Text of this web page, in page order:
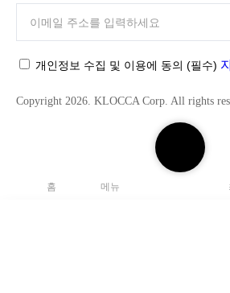
검
색
홈 메뉴
C
C
개인정보 수집 및 이용에 동의 (필수)
Copyright 2026. KLOCCA Corp. All rights